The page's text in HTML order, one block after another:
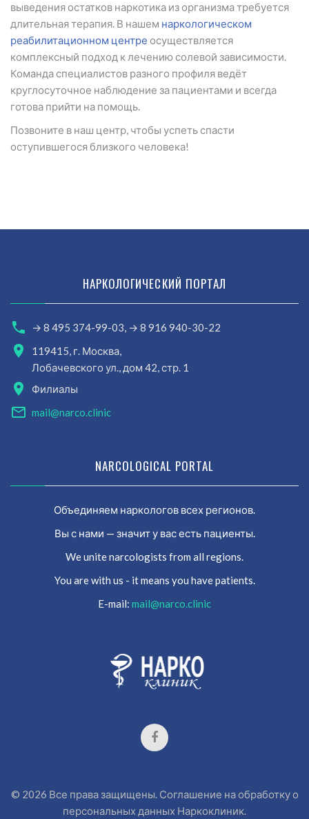
выведения остатков наркотика из организма требуется
длительная терапия. В нашем наркологическом
реабилитационном центре осуществляется
комплексный подход к лечению солевой зависимости.
Команда специалистов разного профиля ведёт
круглосуточное наблюдение за пациентами и всегда
готова прийти на помощь.
Позвоните в наш центр, чтобы успеть спасти
оступившегося близкого человека!
НАРКОЛОГИЧЕСКИЙ ПОРТАЛ
→ 8 495 374-99-03, → 8 916 940-30-22
119415, г. Москва,
Лобачевского ул., дом 42, стр. 1
Филиалы
mail@narco.clinic
NARCOLOGICAL PORTAL
Объединяем наркологов всех регионов.
Вы с нами — значит у вас есть пациенты.
We unite narcologists from all regions.
You are with us - it means you have patients.
E-mail: mail@narco.clinic
© 2026 Все права защищены. Соглашение на обработку о
персональных данных Наркоклиник.